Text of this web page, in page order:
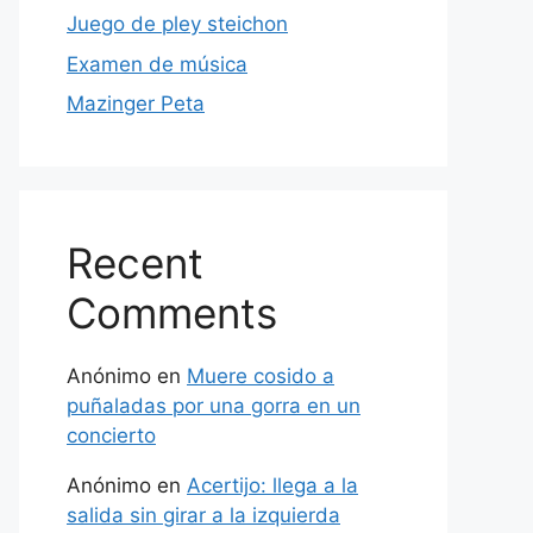
Juego de pley steichon
Examen de música
Mazinger Peta
Recent
Comments
Anónimo en Muere cosido a
puñaladas por una gorra en un
concierto
Anónimo en Acertijo: llega a la
salida sin girar a la izquierda